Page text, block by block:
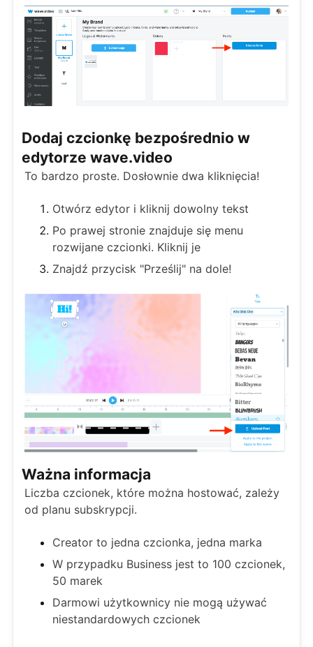
Dodaj czcionkę bezpośrednio w
edytorze wave.video
To bardzo proste. Dosłownie dwa kliknięcia!
Otwórz edytor i kliknij dowolny tekst
Po prawej stronie znajduje się menu
rozwijane czcionki. Kliknij je
Znajdź przycisk "Prześlij" na dole!
Ważna informacja
Liczba czcionek, które można hostować, zależy
od planu subskrypcji.
Creator to jedna czcionka, jedna marka
W przypadku Business jest to 100 czcionek,
50 marek
Darmowi użytkownicy nie mogą używać
niestandardowych czcionek